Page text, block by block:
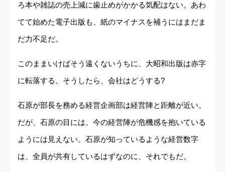
ろ本や雑誌の売上減に歯止めがかかる気配はない。あわ
てて始めた電子出版も、紙のマイナスを補うにはまだま
だ力不足だ。
このままいけばそう遠くないうちに、大昭和出版は赤字
に転落する。そうしたら、会社はどうする?
石原が部長を務める経営企画部は経営陣と距離が近い。
だが、石原の目には、今の経営陣が危機感を抱いている
ようには見えない。石原が知っているような経営数字
は、全員が共有しているはずなのに、それでもだ。